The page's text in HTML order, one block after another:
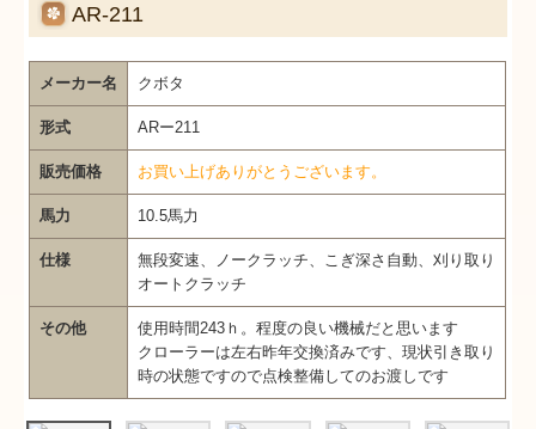
AR-211
メーカー名 クボタ
形式 ARー211
販売価格 お買い上げありがとうございます。
馬力 10.5馬力
仕様
無段変速、ノークラッチ、こぎ深さ自動、刈り取り
オートクラッチ
その他
使用時間243ｈ。程度の良い機械だと思います
クローラーは左右昨年交換済みです、現状引き取り
時の状態ですので点検整備してのお渡しです